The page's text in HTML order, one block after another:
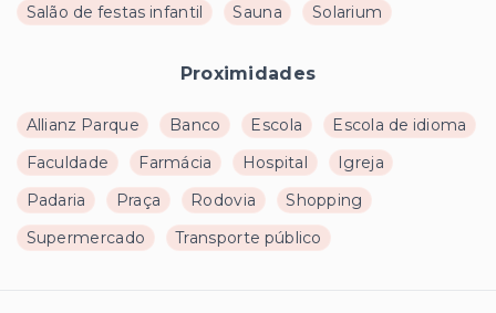
Salão de festas infantil
Sauna Solarium
Proximidades
Allianz Parque Banco Escola
Escola de idioma
Faculdade
Farmácia Hospital
Igreja
Padaria
Praça Rodovia
Shopping
Supermercado
Transporte público